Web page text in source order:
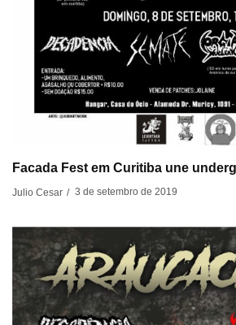
Facada Fest em Curitiba une
Julio Cesar / 3 de setembro de 2019